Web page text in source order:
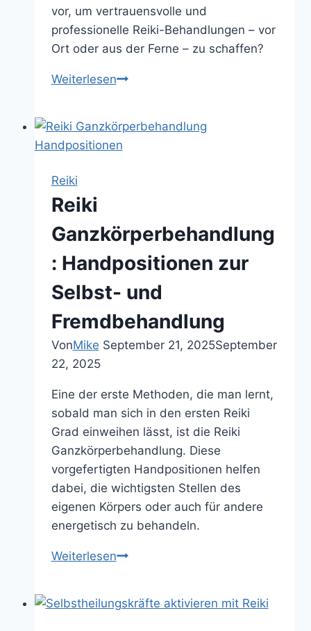
vor, um vertrauensvolle und
professionelle Reiki-Behandlungen – vor
Ort oder aus der Ferne – zu schaffen?
WeiterlesenJemandem
So
baust
Session
für
eine
andere
Person
auf
Reiki
Reiki
Ganzkörperbehandlung
: Handpositionen zur
Selbst- und
Fremdbehandlung
VonMike September 21, 2025September
22, 2025
Eine der erste Methoden, die man lernt,
sobald man sich in den ersten Reiki
Grad einweihen lässt, ist die Reiki
Ganzkörperbehandlung. Diese
vorgefertigten Handpositionen helfen
dabei, die wichtigsten Stellen des
eigenen Körpers oder auch für andere
energetisch zu behandeln.
WeiterlesenReiki
zur